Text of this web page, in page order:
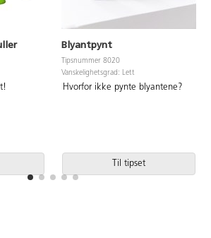
Blyantpynt
Tipsnummer 8020
Vanskelighetsgrad: Lett
Hvorfor ikke pynte blyantene?
Til tipset